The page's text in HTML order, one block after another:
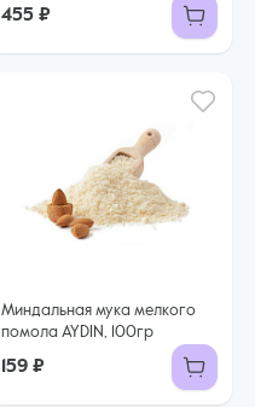
455 ₽
Миндальная мука мелкого
помола AYDIN, 100гр
159 ₽